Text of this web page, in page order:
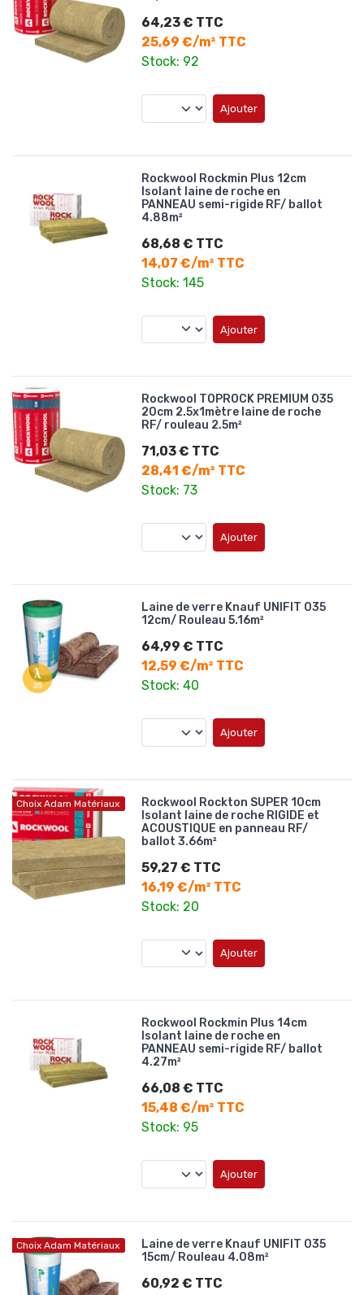
64,23 € TTC
25,69 €/m² TTC
Stock: 92
Ajouter
Rockwool Rockmin Plus 12cm
Isolant laine de roche en
PANNEAU semi-rigide RF/ ballot
4.88m²
68,68 € TTC
14,07 €/m² TTC
Stock: 145
Ajouter
Rockwool TOPROCK PREMIUM 035
20cm 2.5x1mètre laine de roche
RF/ rouleau 2.5m²
71,03 € TTC
28,41 €/m² TTC
Stock: 73
Ajouter
Laine de verre Knauf UNIFIT 035
12cm/ Rouleau 5.16m²
64,99 € TTC
12,59 €/m² TTC
Stock: 40
Ajouter
Choix Adam Matériaux
Rockwool Rockton SUPER 10cm
Isolant laine de roche RIGIDE et
ACOUSTIQUE en panneau RF/
ballot 3.66m²
59,27 € TTC
16,19 €/m² TTC
Stock: 20
Ajouter
Rockwool Rockmin Plus 14cm
Isolant laine de roche en
PANNEAU semi-rigide RF/ ballot
4.27m²
66,08 € TTC
15,48 €/m² TTC
Stock: 95
Ajouter
Choix Adam Matériaux
Laine de verre Knauf UNIFIT 035
15cm/ Rouleau 4.08m²
60,92 € TTC